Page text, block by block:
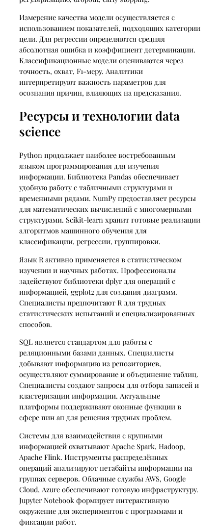
Измерение качества модели осуществляется с
использованием показателей, подходящих категории
цели. Для регрессии определяются средняя
абсолютная ошибка и коэффициент детерминации.
Классификационные модели оцениваются через
точность, охват, F1-меру. Аналитики
интерпретируют важность параметров для
осознания причин, влияющих на предсказания.
Ресурсы и технологии data
science
Python продолжает наиболее востребованным
языком программирования для изучения
информации. Библиотека Pandas обеспечивает
удобную работу с табличными структурами и
временными рядами. NumPy предоставляет ресурсы
для математических вычислений с многомерными
структурами. Scikit-learn хранит готовые реализации
алгоритмов машинного обучения для
классификации, регрессии, группировки.
Язык R активно применяется в статистическом
изучении и научных работах. Профессионалы
задействуют библиотеки dplyr для операций с
информацией, ggplot2 для создания диаграмм.
Специалисты предпочитают R для трудных
статистических испытаний и специализированных
способов.
SQL является стандартом для работы с
реляционными базами данных. Специалисты
добывают информацию из репозиториев,
осуществляют суммирование и объединение таблиц.
Специалисты создают запросы для отбора записей и
кластеризации информации. Актуальные
платформы поддерживают оконные функции в
сфере пин ап для решения трудных проблем.
Системы для взаимодействия с крупными
информацией охватывают Apache Spark, Hadoop,
Apache Flink. Инструменты распределённых
операций анализируют петабайты информации на
группах серверов. Облачные службы AWS, Google
Cloud, Azure обеспечивают готовую инфраструктуру.
Jupyter Notebook формирует интерактивную
окружение для экспериментов с программами и
фиксации работ.